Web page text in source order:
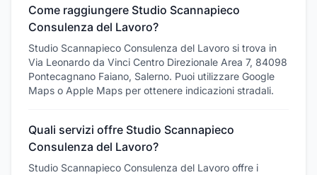
Come raggiungere Studio Scannapieco
Consulenza del Lavoro?
Studio Scannapieco Consulenza del Lavoro si trova in
Via Leonardo da Vinci Centro Direzionale Area 7, 84098
Pontecagnano Faiano, Salerno. Puoi utilizzare Google
Maps o Apple Maps per ottenere indicazioni stradali.
Quali servizi offre Studio Scannapieco
Consulenza del Lavoro?
Studio Scannapieco Consulenza del Lavoro offre i